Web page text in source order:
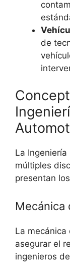
de
La
múltiples
presentan
Mecánica
La
asegurar el
ingenieros